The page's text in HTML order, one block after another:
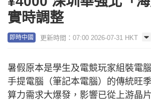
實時調整
即時中國 更新時間：07:00 2026-07-31 HKT
暑假原本是學生及電競玩家組裝電
手提電腦（筆記本電腦）的傳統旺
算力需求大爆發，影響已從上游晶